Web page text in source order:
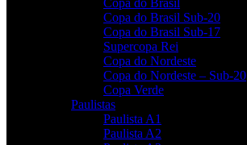
Copa do Brasil Sub-20
Copa do Brasil Sub-17
Supercopa Rei
Copa do Nordeste
Copa do Nordeste – Sub-20
Copa Verde
Paulistas
Paulista A1
Paulista A2